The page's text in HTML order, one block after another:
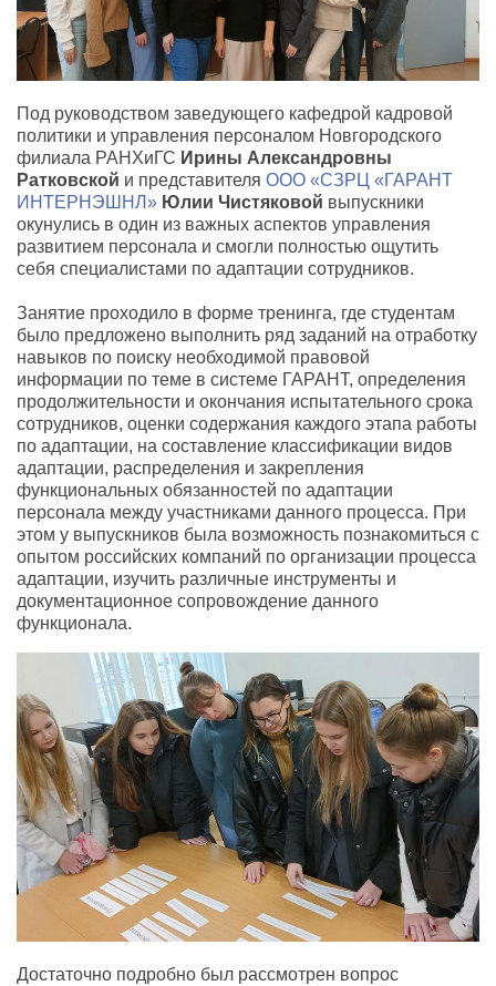
Под руководством заведующего кафедрой кадровой
политики и управления персоналом Новгородского
филиала РАНХиГС Ирины Александровны
Ратковской и представителя ООО «СЗРЦ «ГАРАНТ
ИНТЕРНЭШНЛ» Юлии Чистяковой выпускники
окунулись в один из важных аспектов управления
развитием персонала и смогли полностью ощутить
себя специалистами по адаптации сотрудников.
Занятие проходило в форме тренинга, где студентам
было предложено выполнить ряд заданий на отработку
навыков по поиску необходимой правовой
информации по теме в системе ГАРАНТ, определения
продолжительности и окончания испытательного срока
сотрудников, оценки содержания каждого этапа работы
по адаптации, на составление классификации видов
адаптации, распределения и закрепления
функциональных обязанностей по адаптации
персонала между участниками данного процесса. При
этом у выпускников была возможность познакомиться с
опытом российских компаний по организации процесса
адаптации, изучить различные инструменты и
документационное сопровождение данного
функционала.
Достаточно подробно был рассмотрен вопрос